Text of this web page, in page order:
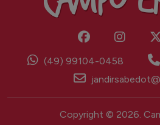
(49) 99104-0458
Copyright © 2026.